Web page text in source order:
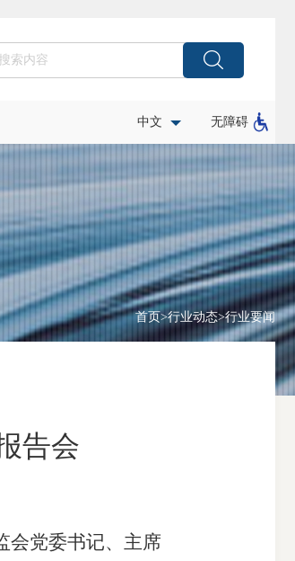
中文 无障碍
首页>行业动态>行业要闻
告会
会党委书记、主席